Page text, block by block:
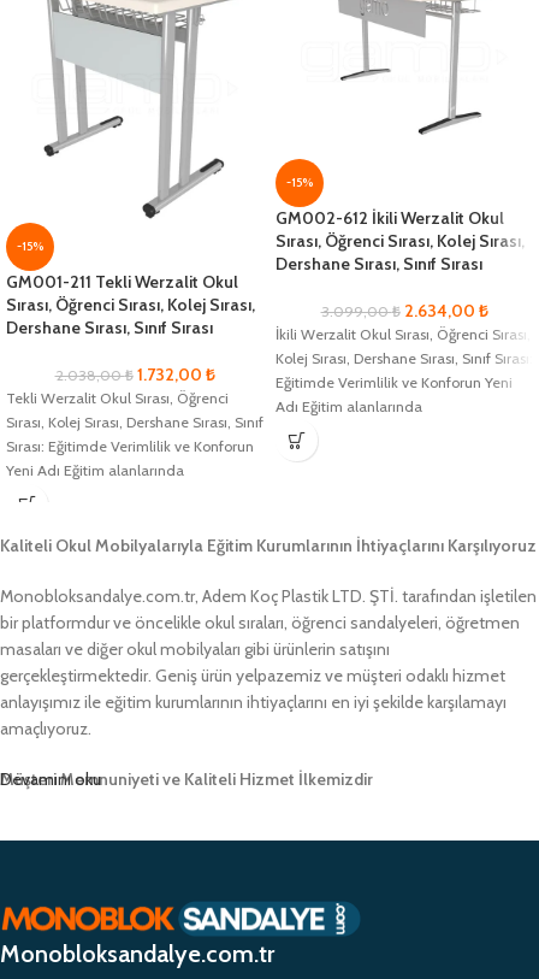
-15%
GM001-211 Tekli Werzalit Okul
Sırası, Öğrenci Sırası, Kolej Sırası,
Dershane Sırası, Sınıf Sırası
2.038,00₺ 1.732,00 ₺
Tekli Werzalit Okul Sırası, Öğrenci
Sırası, Kolej Sırası, Dershane Sırası, Sınıf
Sırası: Eğitimde Verimlilik ve Konforun
Yeni Adı Eğitim alanlarında
-15%
GM002-612 İkili Werzalit Okul
Sırası, Öğrenci Sırası, Kolej Sırası,
Dershane Sırası, Sınıf Sırası
3.099,00₺ 2.634,00 ₺
İkili Werzalit Okul Sırası, Öğrenci Sırası,
Kolej Sırası, Dershane Sırası, Sınıf Sırası:
Eğitimde Verimlilik ve Konforun Yeni
Adı Eğitim alanlarında
Kaliteli Okul Mobilyalarıyla Eğitim Kurumlarının İhtiyaçlarını Karşılıyoruz
Monobloksandalye.com.tr, Adem Koç Plastik LTD. ŞTİ. tarafından işletilen
bir platformdur ve öncelikle okul sıraları, öğrenci sandalyeleri, öğretmen
masaları ve diğer okul mobilyaları gibi ürünlerin satışını
gerçekleştirmektedir. Geniş ürün yelpazemiz ve müşteri odaklı hizmet
anlayışımız ile eğitim kurumlarının ihtiyaçlarını en iyi şekilde karşılamayı
amaçlıyoruz.
Müşteri Memnuniyeti ve Kaliteli Hizmet İlkemizdir
zamanında teslimat garantimizle eğitim kurumlarının ihtiyaçlarına hızlı ve
etkili çözümler sunarak sektörde öncü bir konumda yer almayı
amaçlıyoruz.
Devamını oku
Monobloksandalye.com.tr